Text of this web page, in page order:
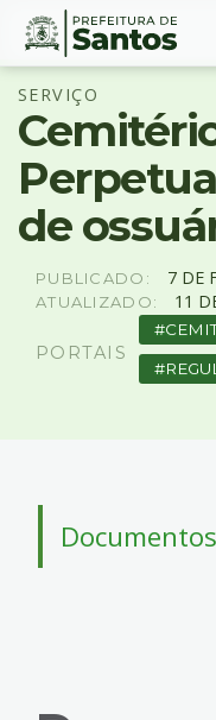
Ir
para
conteúdo
para
menu
para
Acessibilidade
Conteúdo
SERVIÇO
de
PUBLICADO: 7 DE
ATUALIZADO: 11
PORTAIS